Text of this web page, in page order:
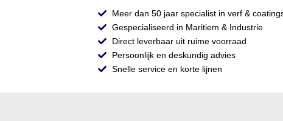
Meer dan 50 jaar specialist in verf &
Gespecialiseerd in Maritiem & Industrie
Direct leverbaar uit ruime voorraad
Persoonlijk en deskundig advies
Snelle service en korte lijnen